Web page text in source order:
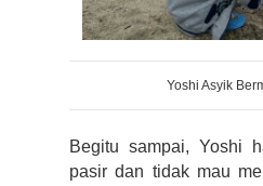
Yoshi Asyik
Begitu sampai, Yoshi
pasir dan tidak mau